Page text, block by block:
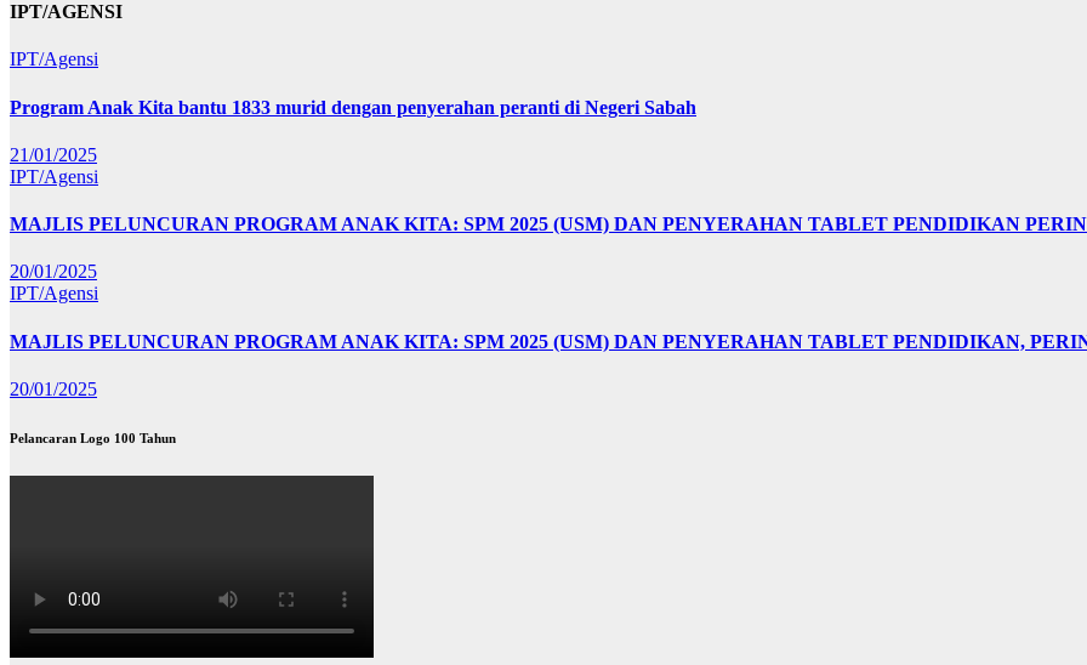
IPT/AGENSI
IPT/Agensi
Program Anak Kita bantu 1833 murid dengan penyerahan peranti di Negeri Sabah
21/01/2025
IPT/Agensi
MAJLIS PELUNCURAN PROGRAM ANAK KITA: SPM 2025 (USM) DAN PENYERAHAN TABLET PENDIDIKAN
20/01/2025
IPT/Agensi
MAJLIS PELUNCURAN PROGRAM ANAK KITA: SPM 2025 (USM) DAN PENYERAHAN TABLET PENDIDIKAN,
20/01/2025
Pelancaran Logo 100 Tahun